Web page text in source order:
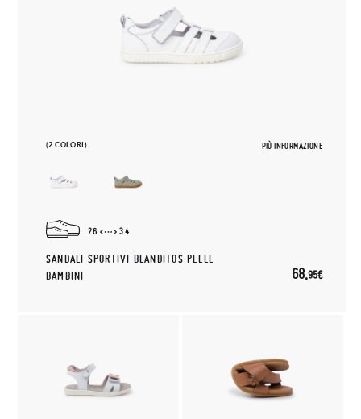
(2 COLORI) PIÙ INFORMAZIONE
26 34
SANDALI SPORTIVI BLANDITOS PELLE
BAMBINI
68,95€